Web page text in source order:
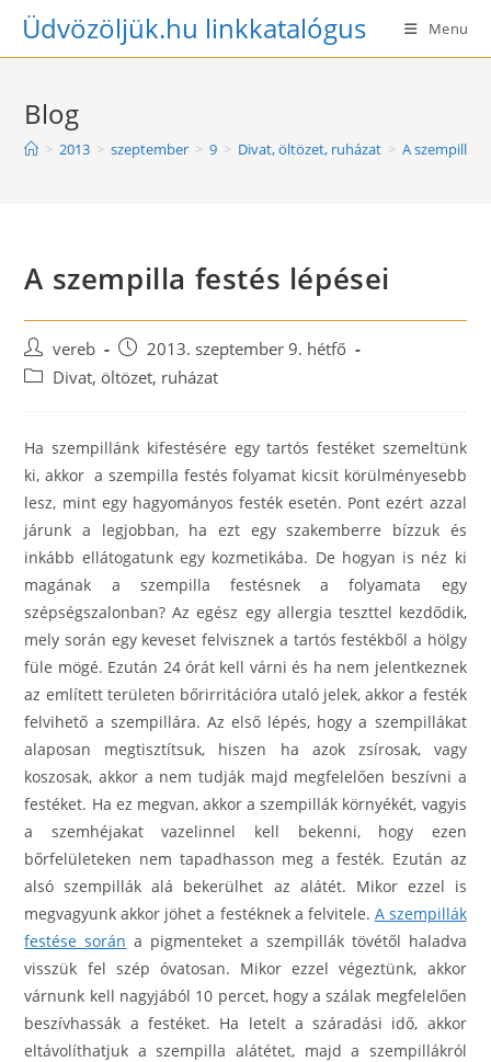
SkipÜdvözöljük.hu linkkatalógus Menu
Blog
> 2013 > szeptember > 9 > Divat, öltözet, ruházat > A szempilla
A szempilla festés lépései
Post
author:
vereb
Post
published:
2013. szeptember 9. hétfő
PostDivat, öltözet, ruházat
Ha szempillánk kifestésére egy tartós festéket szemeltünk
ki, akkor a szempilla festés folyamat kicsit körülményesebb
lesz, mint egy hagyományos festék esetén. Pont ezért azzal
járunk a legjobban, ha ezt egy szakemberre bízzuk és
inkább ellátogatunk egy kozmetikába. De hogyan is néz ki
magának a szempilla festésnek a folyamata egy
szépségszalonban? Az egész egy allergia teszttel kezdődik,
mely során egy keveset felvisznek a tartós festékből a hölgy
füle mögé. Ezután 24 órát kell várni és ha nem jelentkeznek
az említett területen bőrirritációra utaló jelek, akkor a festék
felvihető a szempillára. Az első lépés, hogy a szempillákat
alaposan megtisztítsuk, hiszen ha azok zsírosak, vagy
koszosak, akkor a nem tudják majd megfelelően beszívni a
festéket. Ha ez megvan, akkor a szempillák környékét, vagyis
a szemhéjakat vazelinnel kell bekenni, hogy ezen
bőrfelületeken nem tapadhasson meg a festék. Ezután az
alsó szempillák alá bekerülhet az alátét. Mikor ezzel is
megvagyunk akkor jöhet a festéknek a felvitele. A szempillák
festése során a pigmenteket a szempillák tövétől haladva
visszük fel szép óvatosan. Mikor ezzel végeztünk, akkor
várnunk kell nagyjából 10 percet, hogy a szálak megfelelően
beszívhassák a festéket. Ha letelt a száradási idő, akkor
eltávolíthatjuk a szempilla alátétet, majd a szempillákról